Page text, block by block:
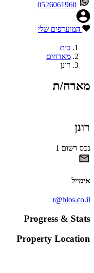
0526061960
המועדפים שלי
בית
מארחים
רונן
מארח/ת
רונן
נכס רשום 1
אימייל
r@bios.co.il
Progress & Stats
Property Location